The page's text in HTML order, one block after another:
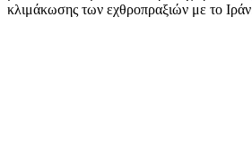
κλιμάκωσης των εχθροπραξιών με το